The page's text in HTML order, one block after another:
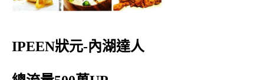
IPEEN狀元-內湖達人